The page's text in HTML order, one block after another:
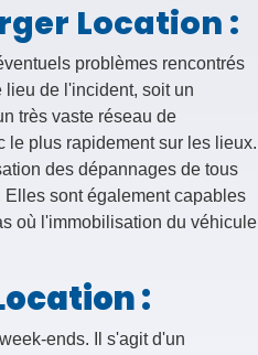
Location :
problèmes rencontrés
de l'incident, soit un
très vaste réseau de
le plus rapidement sur les lieux.
des dépannages de tous
sont également capables
où l'immobilisation du véhicule
:
ends. Il s'agit d'un